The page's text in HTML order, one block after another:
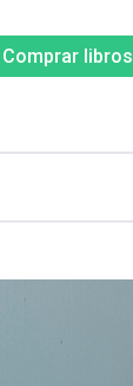
Comprar libros